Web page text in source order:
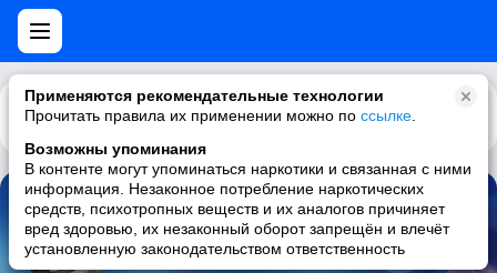
Применяются рекомендательные технологии
Прочитать правила их применении можно по ссылке
Возможны упоминания
В контенте могут упоминаться наркотики и связанная с ними
информация. Незаконное потребление наркотических
средств, психотропных веществ и их аналогов причиняет
вред здоровью, их незаконный оборот запрещён и влечёт
установленную законодательством ответственность
Каталог Рекомендации
Жанна Зайченко
0 треков